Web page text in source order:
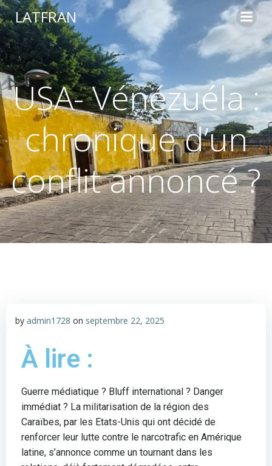
LATFRAN
USA- Vénézuéla :
chronique d’un
conflit annoncé ?
by admin1728 on septembre 22, 2025
À lire :
Guerre médiatique ? Bluff international ? Danger
immédiat ? La militarisation de la région des
Caraïbes, par les Etats-Unis qui ont décidé de
renforcer leur lutte contre le narcotrafic en Amérique
latine, s’annonce comme un tournant dans les